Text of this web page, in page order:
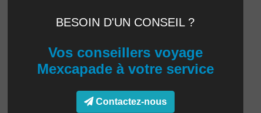
BESOIN D'UN CONSEIL ?
Vos conseillers voyage
Mexcapade à votre service
Contactez-nous